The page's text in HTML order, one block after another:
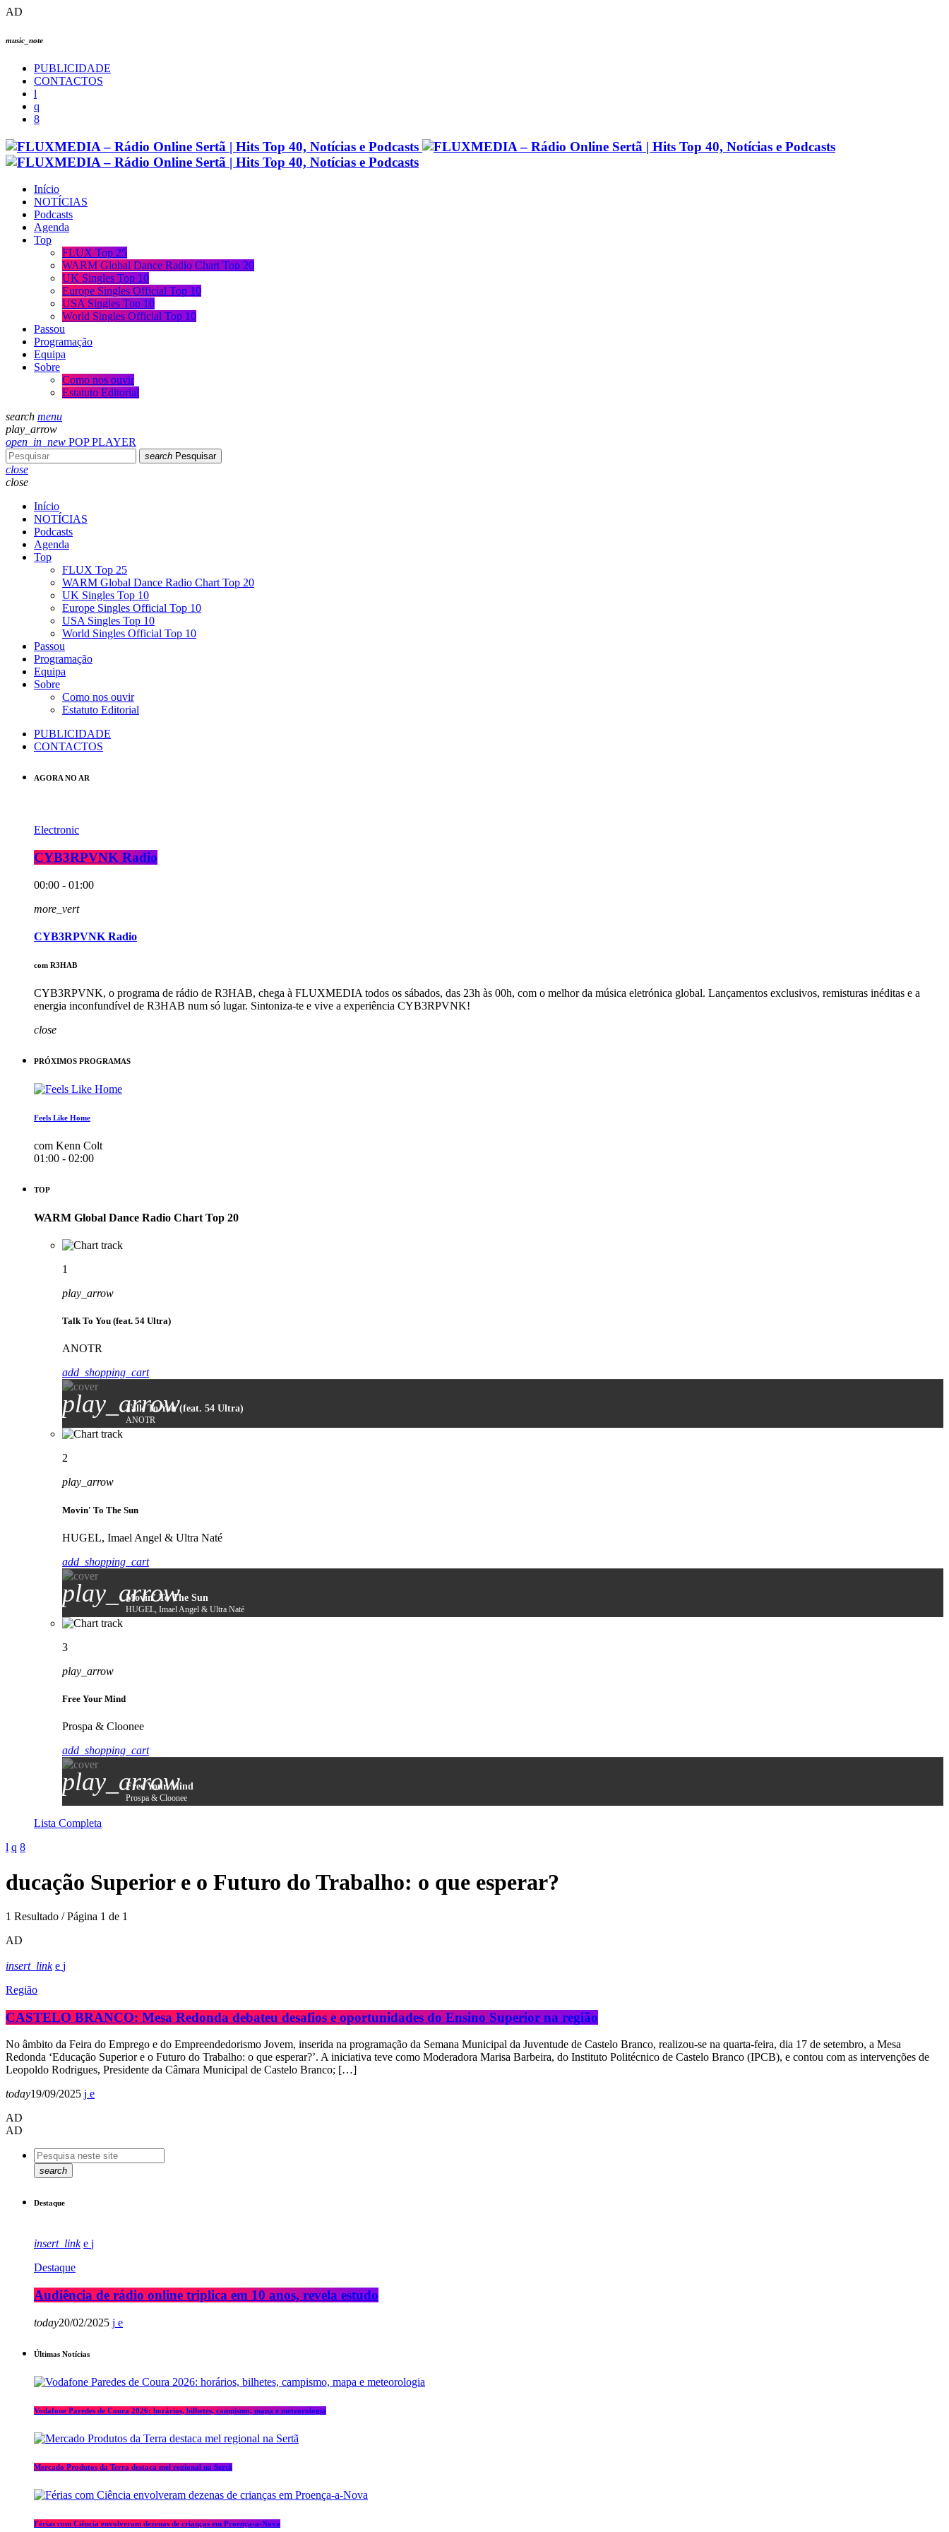
AD
music_note
PUBLICIDADE
CONTACTOS
Início
NOTÍCIAS
Podcasts
Agenda
Top
FLUX Top 25
WARM Global Dance Radio Chart Top 20
UK Singles Top 10
Europe Singles Official Top 10
USA Singles Top 10
World Singles Official Top 10
Passou
Programação
Equipa
Sobre
Como nos ouvir
Estatuto Editorial
search menu
play_arrow
open_in_new POP PLAYER
search Pesquisar
close
close
Início
NOTÍCIAS
Podcasts
Agenda
Top
FLUX Top 25
WARM Global Dance Radio Chart Top 20
UK Singles Top 10
Europe Singles Official Top 10
USA Singles Top 10
World Singles Official Top 10
Passou
Programação
Equipa
Sobre
Como nos ouvir
Estatuto Editorial
PUBLICIDADE
CONTACTOS
AGORA NO AR
Electronic
CYB3RPVNK Radio
00:00 - 01:00
more_vert
CYB3RPVNK Radio
com R3HAB
CYB3RPVNK, o programa de rádio de R3HAB, chega à FLUXMEDIA todos os sábados, das 23h às 00h, com o melhor da música eletrónica global. Lançamentos exclusivos, remisturas inéditas e a
energia inconfundível de R3HAB num só lugar. Sintoniza-te e vive a experiência CYB3RPVNK!
close
PRÓXIMOS PROGRAMAS
Feels Like Home
com Kenn Colt
01:00 - 02:00
TOP
WARM Global Dance Radio Chart Top 20
1
play_arrow
Talk To You (feat. 54 Ultra)
ANOTR
add_shopping_cart
play_arrowTalk To You (feat. 54 Ultra)
ANOTR
2
play_arrow
Movin' To The Sun
HUGEL, Imael Angel & Ultra Naté
add_shopping_cart
play_arrow
Movin' To The Sun
HUGEL, Imael Angel & Ultra Naté
3
play_arrow
Free Your Mind
Prospa & Cloonee
add_shopping_cart
play_arrow
Free Your Mind
Prospa & Cloonee
Lista Completa
ducação Superior e o Futuro do Trabalho: o que esperar?
1 Resultado / Página 1 de 1
AD
insert_link
Região
CASTELO BRANCO: Mesa Redonda debateu desafios e oportunidades do Ensino Superior na região
No âmbito da Feira do Emprego e do Empreendedorismo Jovem, inserida na programação da Semana Municipal da Juventude de Castelo Branco, realizou-se na quarta-feira, dia 17 de setembro, a Mesa
Redonda ‘Educação Superior e o Futuro do Trabalho: o que esperar?’. A iniciativa teve como Moderadora Marisa Barbeira, do Instituto Politécnico de Castelo Branco (IPCB), e contou com as intervenções de
Leopoldo Rodrigues, Presidente da Câmara Municipal de Castelo Branco; […]
today19/09/2025
AD
AD
search
Destaque
insert_link
Destaque
Audiência de rádio online triplica em 10 anos, revela estudo
today20/02/2025
Últimas Notícias
Vodafone Paredes de Coura 2026: horários, bilhetes, campismo, mapa e meteorologia
Mercado Produtos da Terra destaca mel regional na Sertã
Férias com Ciência envolveram dezenas de crianças em Proença-a-Nova